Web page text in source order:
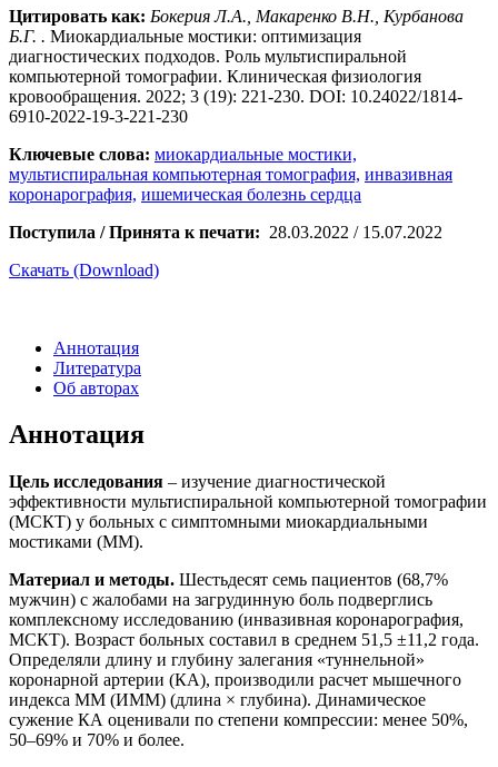
Цитировать как: Бокерия Л.А., Макаренко В.Н., Курбанова
Б.Г. . Миокардиальные мостики: оптимизация
диагностических подходов. Роль мультиспиральной
компьютерной томографии. Клиническая физиология
кровообращения. 2022; 3 (19): 221-230. DOI: 10.24022/1814-
6910-2022-19-3-221-230
Ключевые слова: миокардиальные мостики,
мультиспиральная компьютерная томография, инвазивная
коронарография, ишемическая болезнь сердца
Поступила / Принята к печати: 28.03.2022 / 15.07.2022
Скачать (Download)
Аннотация
Литература
Об авторах
Аннотация
Цель исследования – изучение диагностической
эффективности мультиспиральной компьютерной томографии
(МСКТ) у больных с симптомными миокардиальными
мостиками (ММ).
Материал и методы. Шестьдесят семь пациентов (68,7%
мужчин) с жалобами на загрудинную боль подверглись
комплексному исследованию (инвазивная коронарография,
МСКТ). Возраст больных составил в среднем 51,5 ±11,2 года.
Определяли длину и глубину залегания «туннельной»
коронарной артерии (КА), производили расчет мышечного
индекса ММ (ИММ) (длина × глубина). Динамическое
сужение КА оценивали по степени компрессии: менее 50%,
50–69% и 70% и более.